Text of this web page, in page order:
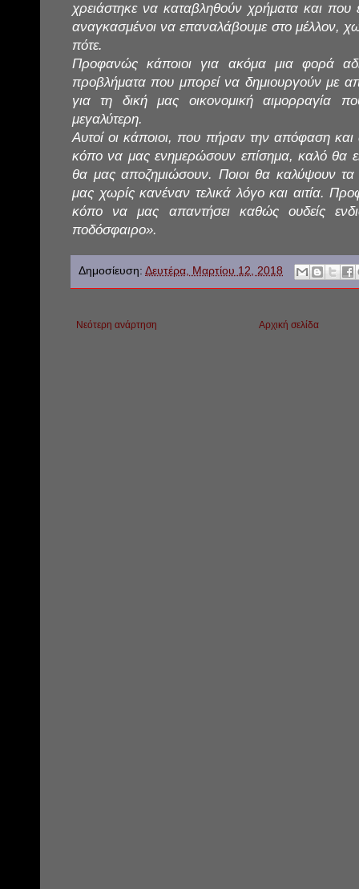
χρειάστηκε να καταβληθούν χρήματα και
αναγκασμένοι να επαναλάβουμε στο μέλλον,
πότε.
Προφανώς κάποιοι για ακόμα μια φορά
προβλήματα που μπορεί να δημιουργούν με
για τη δική μας οικονομική αιμορραγία
μεγαλύτερη.
Αυτοί οι κάποιοι, που πήραν την απόφαση και
κόπο να μας ενημερώσουν επίσημα, καλό θα
θα μας αποζημιώσουν. Ποιοι θα καλύψουν
μας χωρίς κανέναν τελικά λόγο και αιτία.
κόπο να μας απαντήσει καθώς ουδείς
ποδόσφαιρο».
Δημοσίευση: Δευτέρα, Μαρτίου 12, 2018
Νεότερη ανάρτηση Αρχική σελίδα